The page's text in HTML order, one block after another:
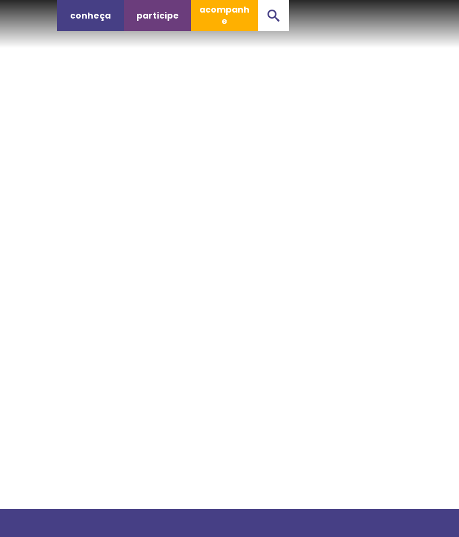
conheça participe
acompanh
e